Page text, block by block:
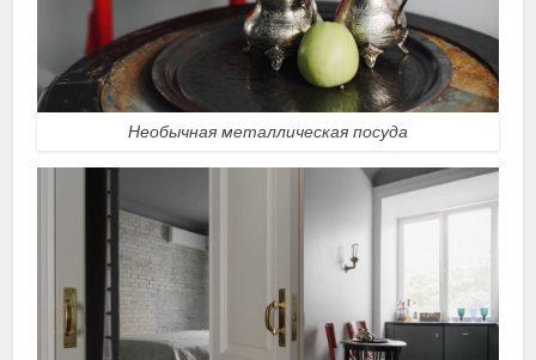
Необычная металлическая посуда